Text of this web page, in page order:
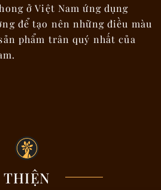
ở Việt Nam ứng dụng
để tạo nên những điều màu
phẩm trân quý nhất của
THIỆN